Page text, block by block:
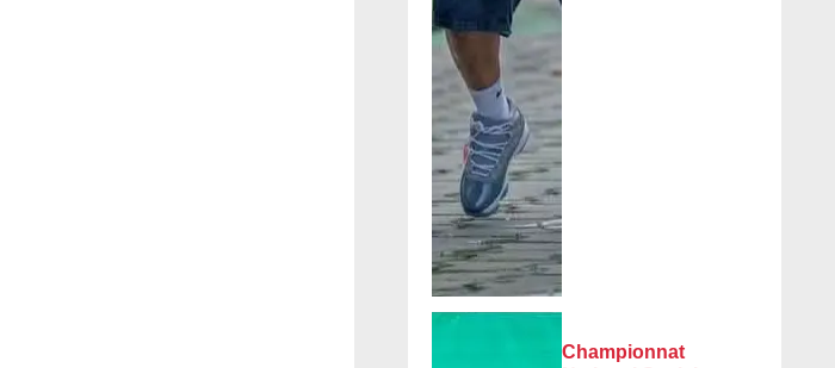
Championnat